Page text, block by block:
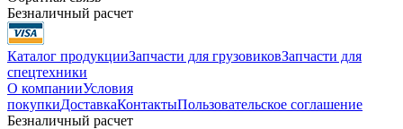
Безналичный расчет
Каталог продукцииЗапчасти для грузовиковЗапчасти для
спецтехники
О компанииУсловия
покупкиДоставкаКонтактыПользовательское соглашение
Безналичный расчет